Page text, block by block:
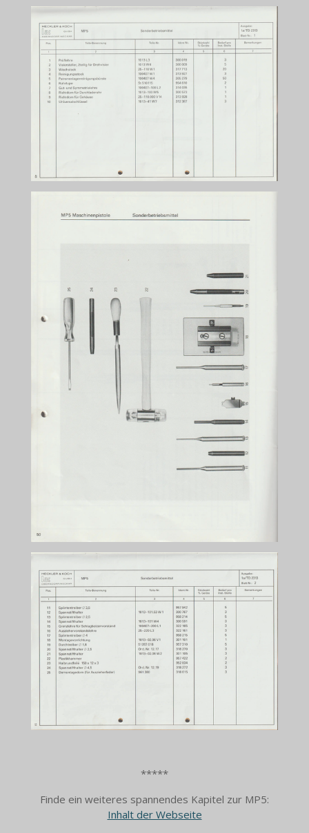
*****
Finde ein weiteres spannendes Kapitel zur MP5:
Inhalt der Webseite